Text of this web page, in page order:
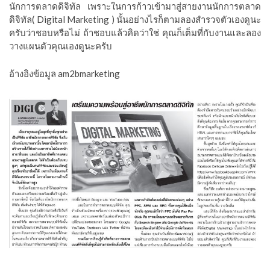
นักการตลาดดิจิทัล เพราะในการก้าวเข้ามาสู่สายงานนักการตลาด
ดิจิทัล( Digital Marketing ) นั้นอย่างไรก็ตามลองสำรวจตัวเองดูนะ
ครับว่าชอบหรือไม่ ถ้าชอบแล้วคิดว่าใช่ คุณก็เต็มที่กับงานและลอง
วางแผนตัวคุณเองดูนะครับ
อ้างอิงข้อมูล am2bmarketing